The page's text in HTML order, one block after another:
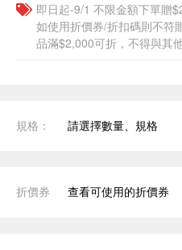
即日起-9/1 不限金額下單贈
如使用折價券/折扣碼則不符
品滿$2,000可折，不得與其
規格： 請選擇數量、規格
折價券 查看可使用的折價券